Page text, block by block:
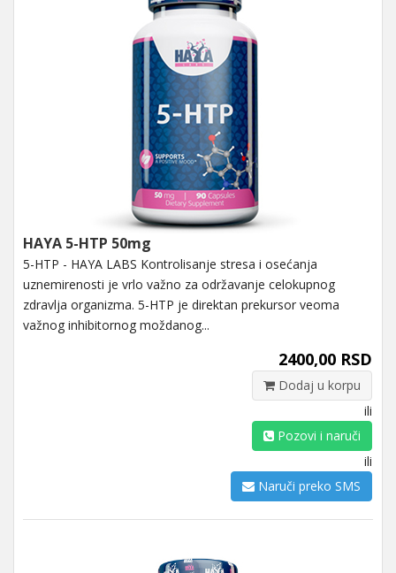
HAYA 5-HTP 50mg
5-HTP - HAYA LABS Kontrolisanje stresa i osećanja
uznemirenosti je vrlo važno za održavanje celokupnog
zdravlja organizma. 5-HTP je direktan prekursor veoma
važnog inhibitornog moždanog...
2400,00 RSD
Dodaj u korpu
ili
Pozovi i naruči
ili
Naruči preko SMS